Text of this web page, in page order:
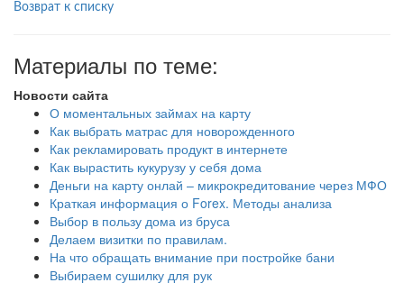
Возврат к списку
Материалы по теме:
Новости сайта
О моментальных займах на карту
Как выбрать матрас для новорожденного
Как рекламировать продукт в интернете
Как вырастить кукурузу у себя дома
Деньги на карту онлай – микрокредитование через МФО
Краткая информация о Forex. Методы анализа
Выбор в пользу дома из бруса
Делаем визитки по правилам.
На что обращать внимание при постройке бани
Выбираем сушилку для рук